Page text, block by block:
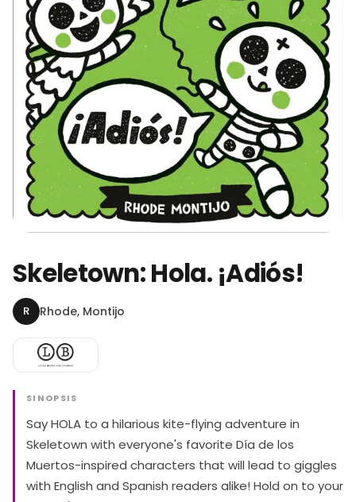
Skeletown: Hola. ¡Adiós!
R Rhode, Montijo
SINOPSIS
Say HOLA to a hilarious kite-flying adventure in
Skeletown with everyone's favorite Día de los
Muertos-inspired characters that will lead to giggles
with English and Spanish readers alike! Hold on to your